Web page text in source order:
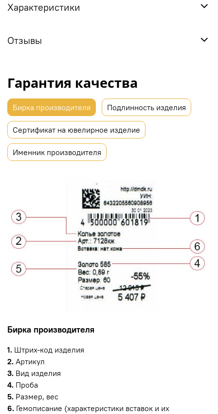
Характеристики
Отзывы
Гарантия качества
Бирка производителя Подлинность изделия
Сертификат на ювелирное изделие
Именник производителя
Бирка производителя
1. Штрих-код изделия
2. Артикул
3. Вид изделия
4. Проба
5. Размер, вес
6. Гемописание (характеристики вставок и их